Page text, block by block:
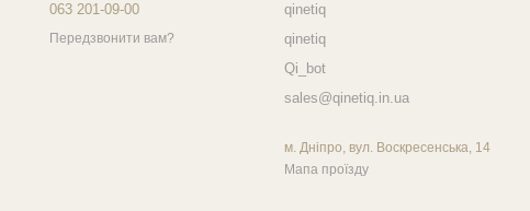
063 201-09-00
Передзвонити вам?
qinetiq
qinetiq
Qi_bot
sales@qinetiq.in.ua
м. Дніпро, вул. Воскресенська, 14
Мапа проїзду